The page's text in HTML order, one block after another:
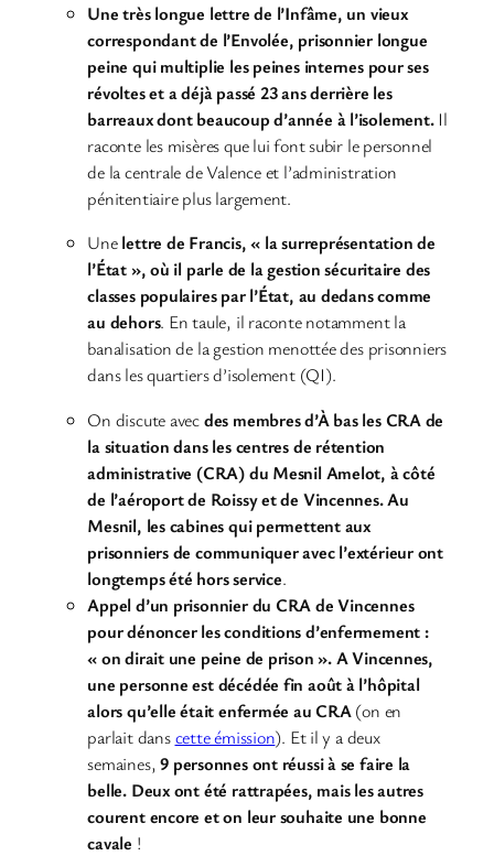
Une très longue lettre de l’Infâme, un vieux
correspondant de l’Envolée, prisonnier longue
peine qui multiplie les peines internes pour ses
révoltes et a déjà passé 23 ans derrière les
barreaux dont beaucoup d’année à l’isolement.Il
raconte les misères que lui font subir le personnel
de la centrale de Valence et l’administration
pénitentiaire plus largement.
Unelettre de Francis, « la surreprésentation de
l’État », où il parle de la gestion sécuritaire des
classes populaires par l’État, au dedans comme
au dehors. En taule, il raconte notamment la
banalisation de la gestion menottée des prisonniers
dans les quartiers d’isolement (QI).
On discute avecdes membres d’À bas les CRA de
la situation dans les centres de rétention
administrative (CRA) du Mesnil Amelot, à côté
de l’aéroport de Roissy et de Vincennes.Au
Mesnil, les cabines qui permettent aux
prisonniers de communiquer avec l’extérieur ont
longtemps été hors service.
Appel d’un prisonnier du CRA de Vincennes
pour dénoncer les conditions d’enfermement :
« on dirait une peine de prison ». A Vincennes,
une personne est décédée fin août à l’hôpital
alors qu’elle était enfermée au CRA(on en
parlait danscette émission). Et il y a deux
semaines,9 personnes ont réussi à se faire la
belle. Deux ont été rattrapées, mais les autres
courent encore et on leur souhaite une bonne
cavale !